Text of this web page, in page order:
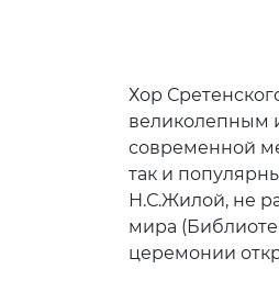
Хор
великолепным
современной
так и
Н.С.Жилой, не
мира
церемонии